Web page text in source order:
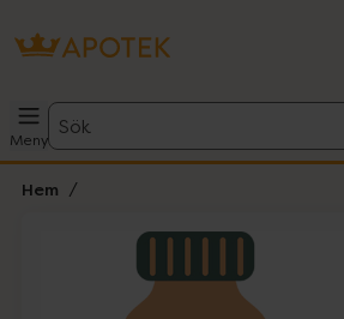
Meny
Sök
Hem
Lista: . Innehåller 1 objekt.